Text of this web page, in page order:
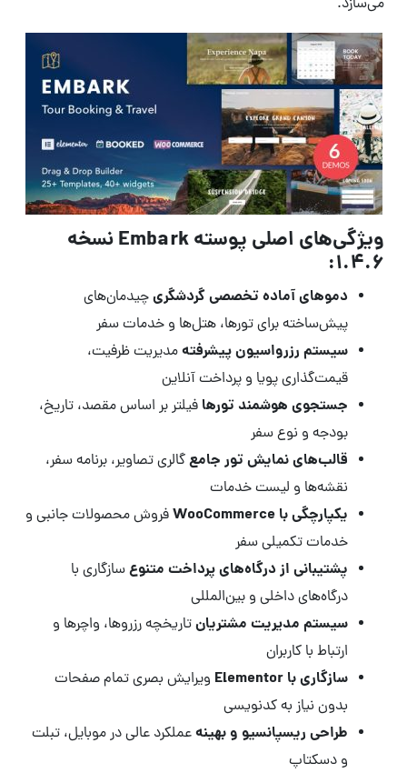
می‌سازد.
ویژگی‌های اصلی پوسته Embark نسخه
1.4.6:
دموهای آماده تخصصی گردشگریچیدمان‌های
پیش‌ساخته برای تورها، هتل‌ها و خدمات سفر
سیستم رزرواسیون پیشرفتهمدیریت ظرفیت،
قیمت‌گذاری پویا و پرداخت آنلاین
جستجوی هوشمند تورها فیلتر بر اساس مقصد، تاریخ،
بودجه و نوع سفر
قالب‌های نمایش تور جامعگالری تصاویر، برنامه سفر،
نقشه‌ها و لیست خدمات
یکپارچگی با WooCommerce
فروش محصولات جانبی و
خدمات تکمیلی سفر
پشتیبانی از درگاه‌های پرداخت متنوعسازگاری با
درگاه‌های داخلی و بین‌المللی
سیستم مدیریت مشتریانتاریخچه رزروها، واچرها و
ارتباط با کاربران
سازگاری با Elementor
ویرایش بصری تمام صفحات
بدون نیاز به کدنویسی
طراحی ریسپانسیو و بهینهعملکرد عالی در موبایل، تبلت
و دسکتاپ